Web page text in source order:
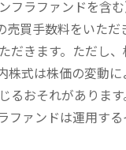
フラファンドを含
買手数料をいた
だきます。ただし
式は株価の変動
おそれがありま
ファンドは運用す